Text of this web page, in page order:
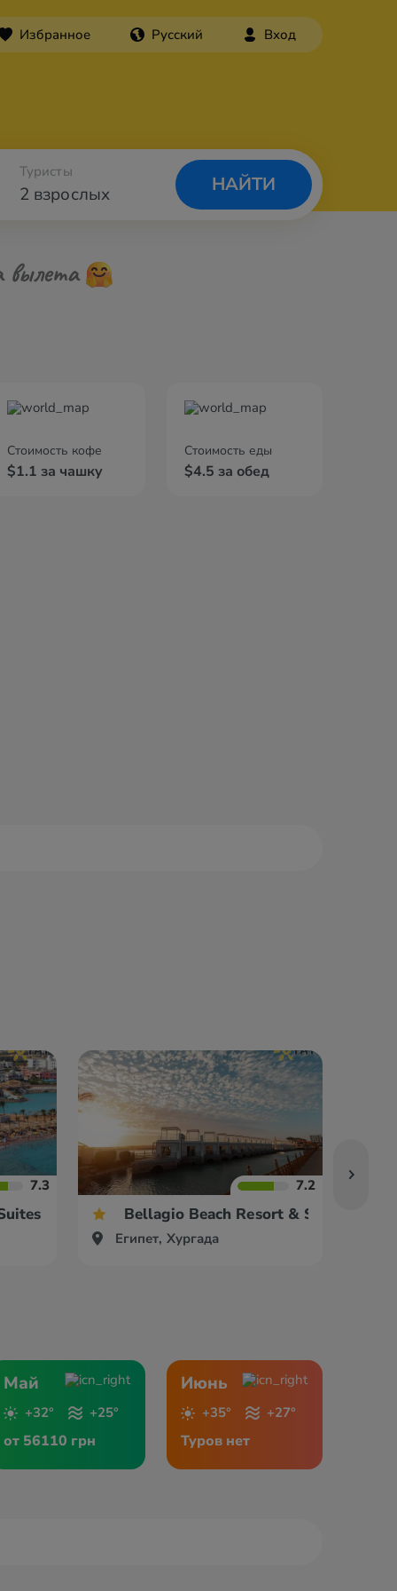
Избранное Русский Вход
2 взрослых
Туристы
НАЙТИ
вылета
Стоимость кофе
$1.1 за чашку
Стоимость еды
$4.5 за обед
7.3
Hotel
7.2
Bellagio Beach Resort & Spa
Египет, Хургада
Май
+32° +25°
от 56110 грн
Июнь
+35° +27°
Туров нет